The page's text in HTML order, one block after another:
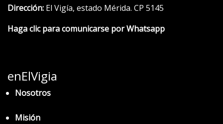
Dirección: El Vigía, estado Mérida. CP 5145
Haga clic para comunicarse por Whatsapp
enElVigia
Nosotros
Misión